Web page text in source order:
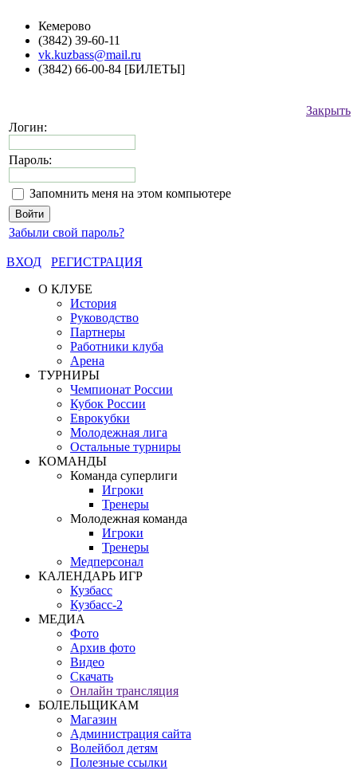
Кемерово
(3842) 39-60-11
vk.kuzbass@mail.ru
(3842) 66-00-84 [БИЛЕТЫ]
Закрыть
Логин:
Пароль:
Запомнить меня на этом компьютере
Забыли свой пароль?
ВХОД
РЕГИСТРАЦИЯ
О КЛУБЕ
История
Руководство
Партнеры
Работники клуба
Арена
ТУРНИРЫ
Чемпионат России
Кубок России
Еврокубки
Молодежная лига
Остальные турниры
КОМАНДЫ
Команда суперлиги
Игроки
Тренеры
Молодежная команда
Игроки
Тренеры
Медперсонал
КАЛЕНДАРЬ ИГР
Кузбасс
Кузбасс-2
МЕДИА
Фото
Архив фото
Видео
Скачать
Онлайн трансляция
БОЛЕЛЬЩИКАМ
Магазин
Администрация сайта
Волейбол детям
Полезные ссылки